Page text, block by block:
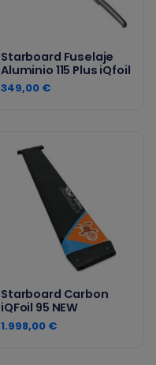
Starboard Fuselaje
Aluminio 115 Plus iQfoil
349,00 €
Starboard Carbon
iQFoil 95 NEW
1.998,00 €